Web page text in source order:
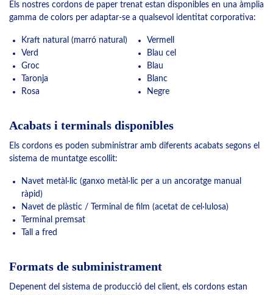
Els nostres cordons de paper trenat estan disponibles en una àmplia
gamma de colors per adaptar-se a qualsevol identitat corporativa:
Kraft natural (marró natural)
Verd
Groc
Taronja
Rosa
Vermell
Blau cel
Blau
Blanc
Negre
Acabats i terminals disponibles
Els cordons es poden subministrar amb diferents acabats segons el
sistema de muntatge escollit:
Navet metàl·lic (ganxo metàl·lic per a un ancoratge manual
ràpid)
Navet de plàstic / Terminal de film (acetat de cel·lulosa)
Terminal premsat
Tall a fred
Formats de subministrament
Depenent del sistema de producció del client, els cordons estan